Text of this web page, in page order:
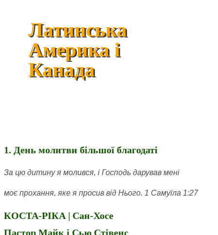
Латинська
Америка і
Канада
1. День молитви більшої благодаті
За цю дитину я молився, і Господь дарував мені
моє прохання, яке я просив від Нього. 1 Самуїла 1:27
КОСТА-РІКА | Сан-Хосе
Пастор Майк і Сью Стівенс